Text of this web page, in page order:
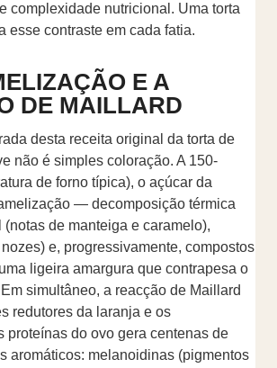
complexidade nutricional. Uma torta
esse contraste em cada fatia.
E A
DE MAILLARD
desta receita original da torta de
não é simples coloração. A 150-
de forno típica), o açúcar da
— decomposição térmica
de manteiga e caramelo),
e, progressivamente, compostos
ligeira amargura que contrapesa o
simultâneo, a reacção de Maillard
redutores da laranja e os
proteínas do ovo gera centenas de
aromáticos: melanoidinas (pigmentos